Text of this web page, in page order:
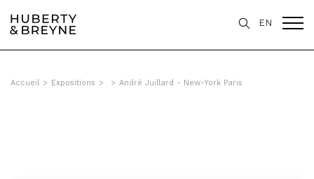
EN
Accueil > Expositions > > André Juillard - New-York Paris